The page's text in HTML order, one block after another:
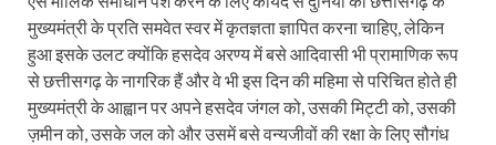
मुख्यमंत्री के प्रति समवेत स्वर में कृतज्ञता ज्ञापित करना चाहिए, लेकिन
हुआ इसके उलट क्योंकि हसदेव अरण्य में बसे आदिवासी भी प्रामाणिक रूप
से छत्तीसगढ़ के नागरिक हैं और वे भी इस दिन की महिमा से परिचित होते ही
मुख्यमंत्री के आह्वान पर अपने हसदेव जंगल को, उसकी मिट्टी को, उसकी
ज़मीन को, उसके जल को और उसमें बसे वन्यजीवों की रक्षा के लिए सौगंध